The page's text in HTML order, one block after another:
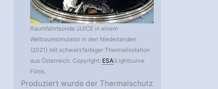
Raumfahrtsonde JUICE in einem
Weltraumsimulator in den Niederlanden
(2021) mit schwarzfärbiger Thermalisolation
aus Österreich. Copyright: ESA/Lightcurve
Films.
Produziert wurde der Thermalschutz